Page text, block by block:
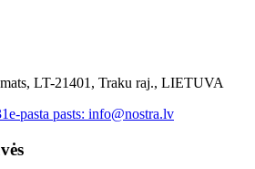
LT-21401, Traku raj., LIETUVA
e-pasta pasts: info@nostra.lv